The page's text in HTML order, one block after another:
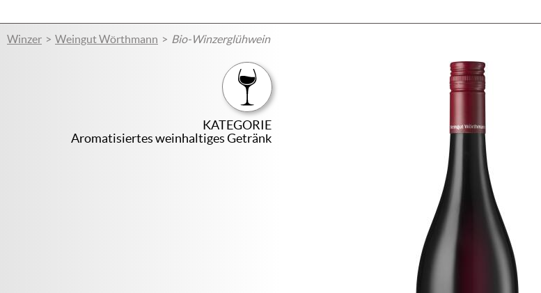
Winzer Weingut Wörthmann Bio-Winzerglühwein
KATEGORIE
Aromatisiertes weinhaltiges Getränk